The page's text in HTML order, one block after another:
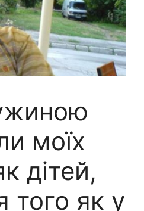
моїх
дітей,
того як у